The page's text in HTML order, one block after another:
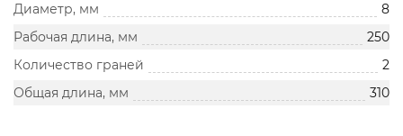
Диаметр, мм
8
Рабочая длина, мм
250
Количество граней
2
Общая длина, мм
310